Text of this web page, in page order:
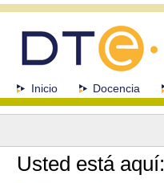
navegación
SeccionesInicio Docencia
Herramientas
Usted está aquí: